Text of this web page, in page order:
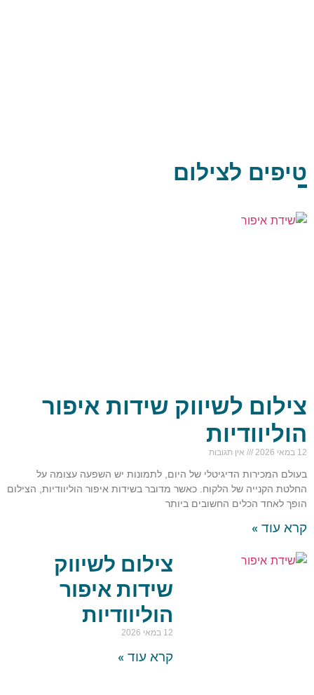
טיפים לצילום
צילום לשיווק שידות איפור
הוליוודיות
12 במאי 2026 אין תגובות
בעולם המכירות הדיגיטלי של היום, לתמונות יש השפעה עצומה על
החלטת הקנייה של הלקוח. כאשר מדובר בשידות איפור הוליוודיות, הצילום
הופך לאחד הכלים החשובים ביותר
קרא עוד »
צילום לשיווק
שידות איפור
הוליוודיות
12 במאי 2026
קרא עוד »